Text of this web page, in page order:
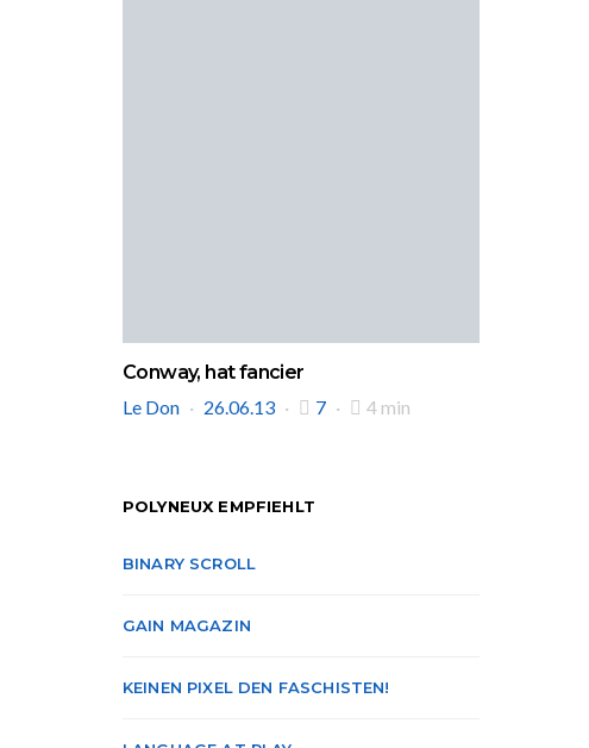
Conway, hat fancier
Le Don
26.06.13 7 4 min
POLYNEUX EMPFIEHLT
BINARY SCROLL
GAIN MAGAZIN
KEINEN PIXEL DEN FASCHISTEN!